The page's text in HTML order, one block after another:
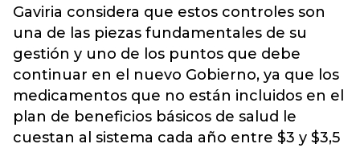
Gaviria considera que estos controles son
una de las piezas fundamentales de su
gestión y uno de los puntos que debe
continuar en el nuevo Gobierno, ya que los
medicamentos que no están incluidos en el
plan de beneficios básicos de salud le
cuestan al sistema cada año entre $3 y $3,5